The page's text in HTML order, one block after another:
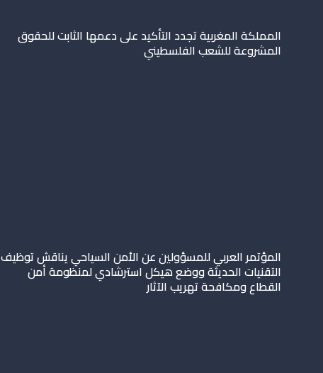
المملكة المغربية تجدد التأكيد على دعمها الثابت للحقوق
المشروعة للشعب الفلسطيني
المؤتمر العربي للمسؤولين عن الأمن السياحي يناقش توظيف
التقنيات الحديثة ووضع هيكل استرشادي لمنظومة أمن
القطاع ومكافحة تهريب الآثار